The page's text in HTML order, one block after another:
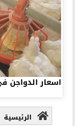
اسعار الدواجن
الرئيسية